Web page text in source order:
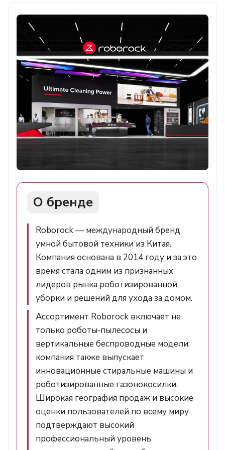
О бренде
Roborock — международный бренд
умной бытовой техники из Китая.
Компания основана в 2014 году и за это
время стала одним из признанных
лидеров рынка роботизированной
уборки и решений для ухода за домом.
Ассортимент Roborock включает не
только роботы‑пылесосы и
вертикальные беспроводные модели:
компания также выпускает
инновационные стиральные машины и
роботизированные газонокосилки.
Широкая география продаж и высокие
оценки пользователей по всему миру
подтверждают высокий
профессиональный уровень